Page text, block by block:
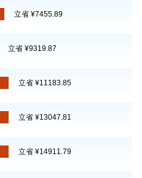
立省 ¥7455.89
立省 ¥9319.87
立省 ¥11183.85
立省 ¥13047.81
立省 ¥14911.79